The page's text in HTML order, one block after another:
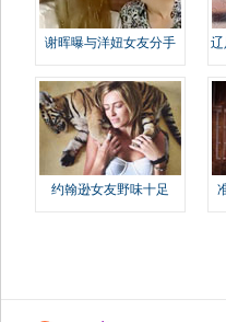
谢晖曝与洋妞女友分手
约翰逊女友野味十足